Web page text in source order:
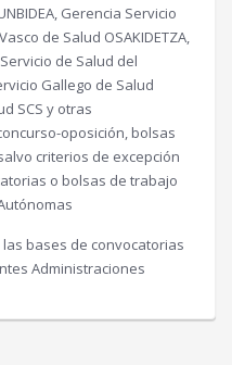
Gerencia Servicio
de Salud OSAKIDETZA,
de Salud del
Gallego de Salud
SCS y otras
oposición, bolsas
criterios de excepción
o bolsas de trabajo
bases de convocatorias
Administraciones